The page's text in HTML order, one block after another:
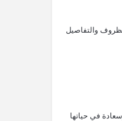
والتفاصيل
في حياتها